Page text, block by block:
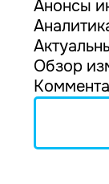
Анонсы
Обзор